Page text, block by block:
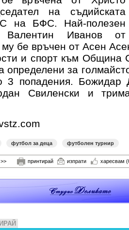
на съдийската
на БФС. Най-полезен
Валентин Иванов от
бе връчен от Асен
и спорт към Община
определени за
3 попадения. Божидар
Свиленски и
футбол за деца футболен турнир
принтирай изпрати харесвам